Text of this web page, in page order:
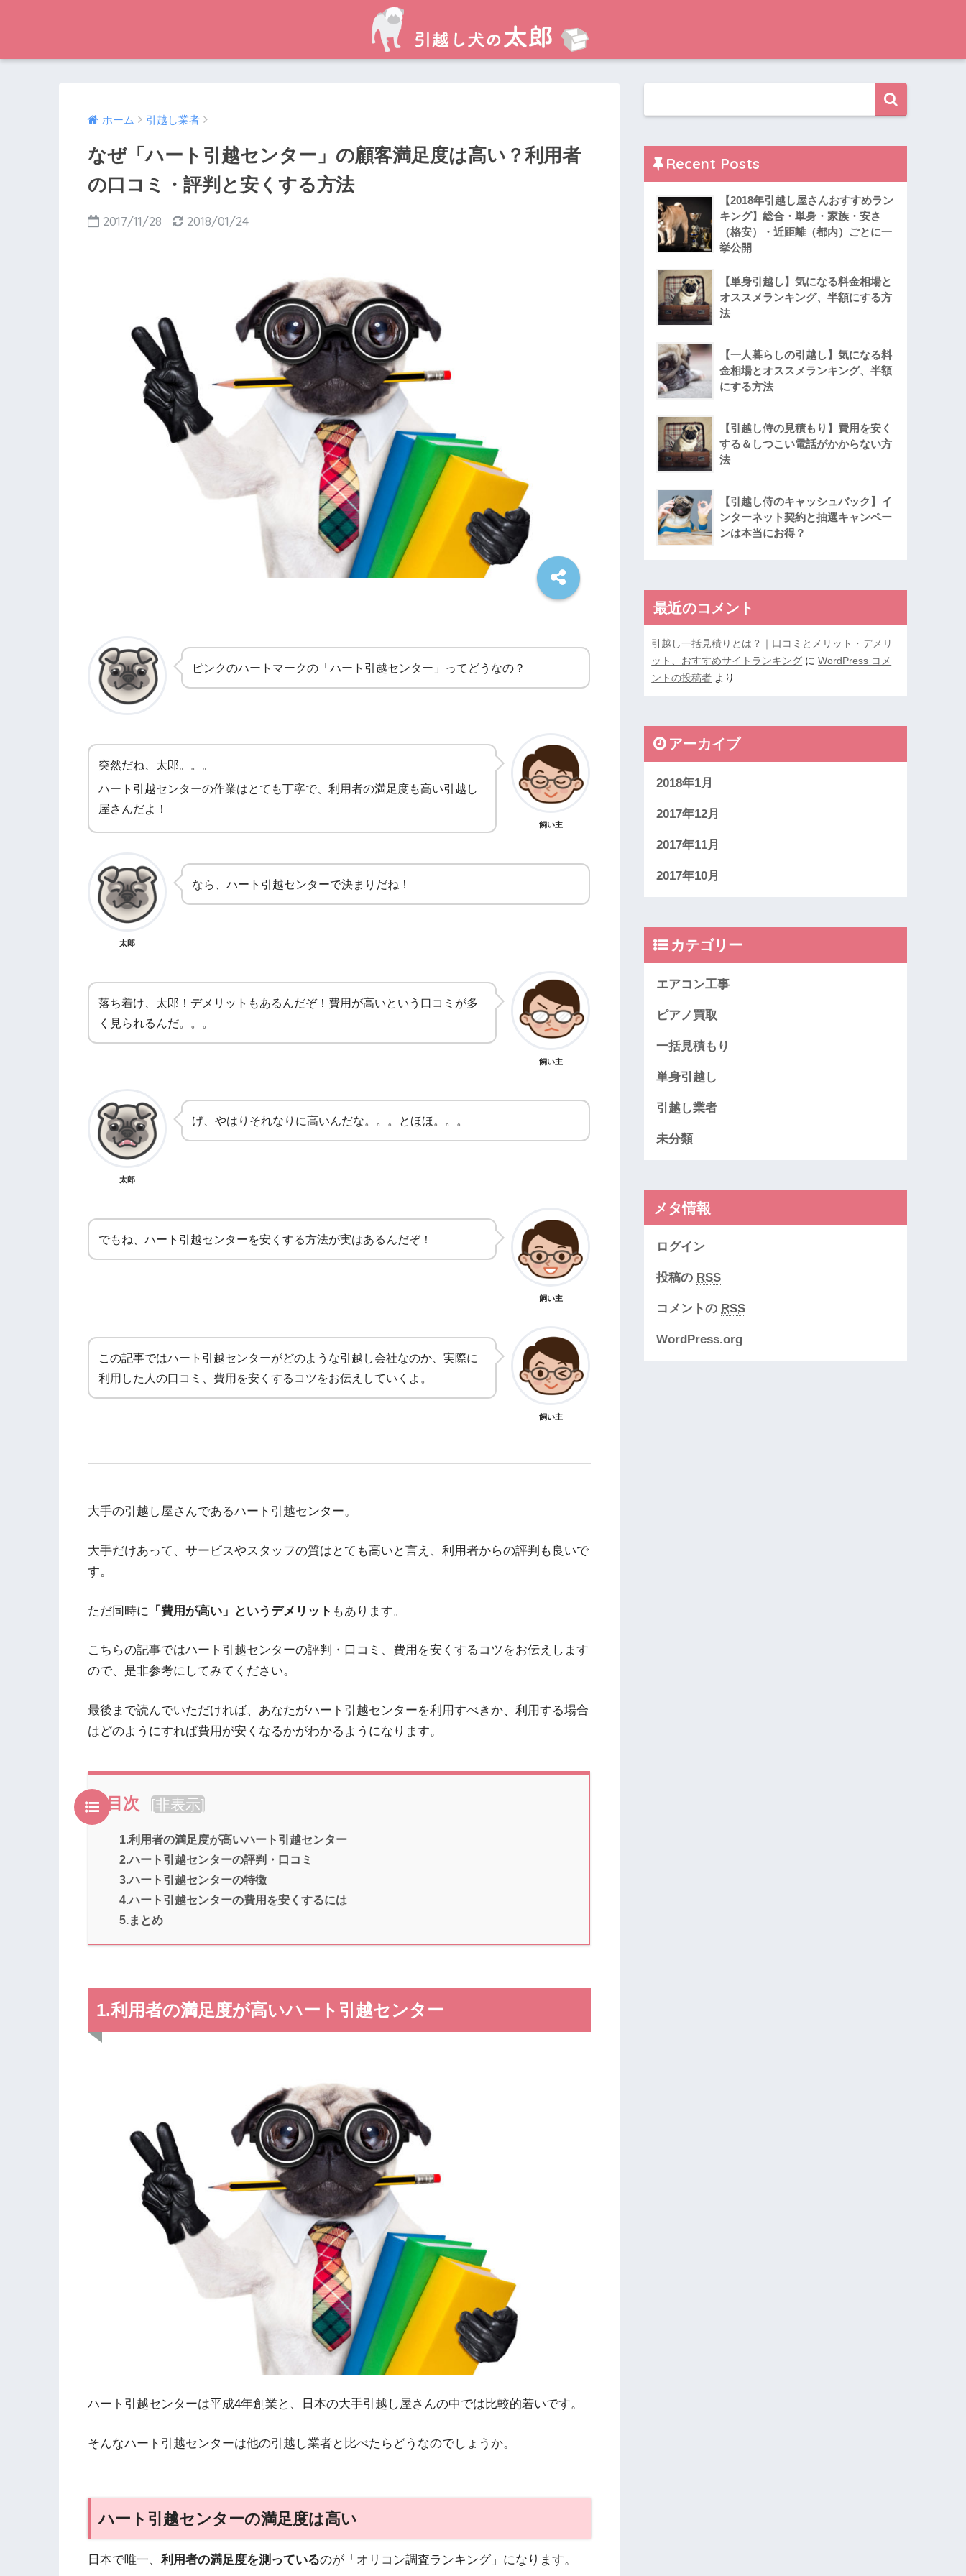
ホーム 引越し業者
なぜ「ハート引越センター」の顧客満足度は高い？利用者
の口コミ・評判と安くする方法
2017/11/28 2018/01/24
ピンクのハートマークの「ハート引越センター」ってどうなの？
突然だね、太郎。。。
ハート引越センターの作業はとても丁寧で、利用者の満足度も高い引越し
屋さんだよ！
飼い主
太郎
なら、ハート引越センターで決まりだね！
落ち着け、太郎！デメリットもあるんだぞ！費用が高いという口コミが多
く見られるんだ。。。
飼い主
太郎
げ、やはりそれなりに高いんだな。。。とほほ。。。
でもね、ハート引越センターを安くする方法が実はあるんだぞ！
飼い主
この記事ではハート引越センターがどのような引越し会社なのか、実際に
利用した人の口コミ、費用を安くするコツをお伝えしていくよ。
飼い主
大手の引越し屋さんであるハート引越センター。
大手だけあって、サービスやスタッフの質はとても高いと言え、利用者からの評判も良いで
す。
ただ同時に 「費用が高い」というデメリット もあります。
こちらの記事ではハート引越センターの評判・口コミ、費用を安くするコツをお伝えします
ので、是非参考にしてみてください。
最後まで読んでいただければ、あなたがハート引越センターを利用すべきか、利用する場合
はどのようにすれば費用が安くなるかがわかるようになります。
目次 [非表示]
1.利用者の満足度が高いハート引越センター
2.ハート引越センターの評判・口コミ
3.ハート引越センターの特徴
4.ハート引越センターの費用を安くするには
5.まとめ
1.利用者の満足度が高いハート引越センター
ハート引越センターは平成4年創業と、日本の大手引越し屋さんの中では比較的若いです。
そんなハート引越センターは他の引越し業者と比べたらどうなのでしょうか。
ハート引越センターの満足度は高い
日本で唯一、 利用者の満足度を測っているのが「オリコン調査ランキング」になります。
Recent Posts
【2018年引越し屋さんおすすめラン
キング】総合・単身・家族・安さ
（格安）・近距離（都内）ごとに一
挙公開
【単身引越し】気になる料金相場と
オススメランキング、半額にする方
法
【一人暮らしの引越し】気になる料
金相場とオススメランキング、半額
にする方法
【引越し侍の見積もり】費用を安く
する＆しつこい電話がかからない方
法
【引越し侍のキャッシュバック】イ
ンターネット契約と抽選キャンペー
ンは本当にお得？
最近のコメント
引越し一括見積りとは？｜口コミとメリット・デメリ
ット、おすすめサイトランキング にWordPress コメ
ントの投稿者 より
アーカイブ
2018年1月
2017年12月
2017年11月
2017年10月
カテゴリー
エアコン工事
ピアノ買取
一括見積もり
単身引越し
引越し業者
未分類
メタ情報
ログイン
投稿の RSS
コメントの RSS
WordPress.org